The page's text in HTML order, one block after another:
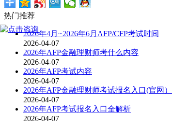
热门推荐
2026年4月~2026年6月AFP/CFP考试时间
2026-04-07
2026年AFP金融理财师考什么内容
2026-04-07
2026年AFP考试内容
2026-04-07
2026年AFP金融理财师考试报名入口(官网）
2026-04-07
2026年AFP考试报名入口全解析
2026-04-07